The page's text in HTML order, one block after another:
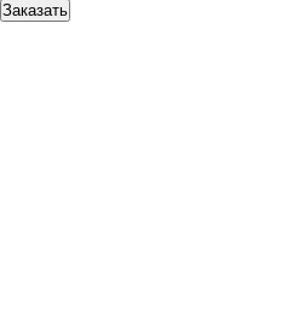
Заказать